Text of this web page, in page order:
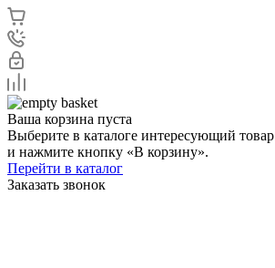
Ваша корзина пуста
Выберите в каталоге интересующий товар
и нажмите кнопку «В корзину».
Перейти в каталог
Заказать звонок